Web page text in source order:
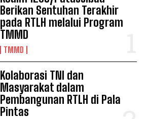
Berikan Sentuhan Terakhir
pada RTLH melalui Program
TMMD
TMMD
Kolaborasi TNI dan
Masyarakat dalam
Pembangunan RTLH di Pala
Pintas